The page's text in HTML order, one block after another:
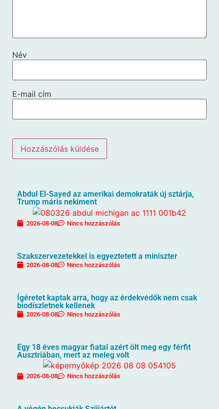
Név
E-mail cím
Abdul El-Sayed az amerikai demokraták új sztárja,
Trump máris nekiment
2026-08-08 Nincs hozzászólás
Szakszervezetekkel is egyeztetett a miniszter
2026-08-08 Nincs hozzászólás
Ígéretet kaptak arra, hogy az érdekvédők nem csak
biodíszletnek kellenek
2026-08-08 Nincs hozzászólás
Egy 18 éves magyar fiatal azért ölt meg egy férfit
Ausztriában, mert az meleg volt
2026-08-08 Nincs hozzászólás